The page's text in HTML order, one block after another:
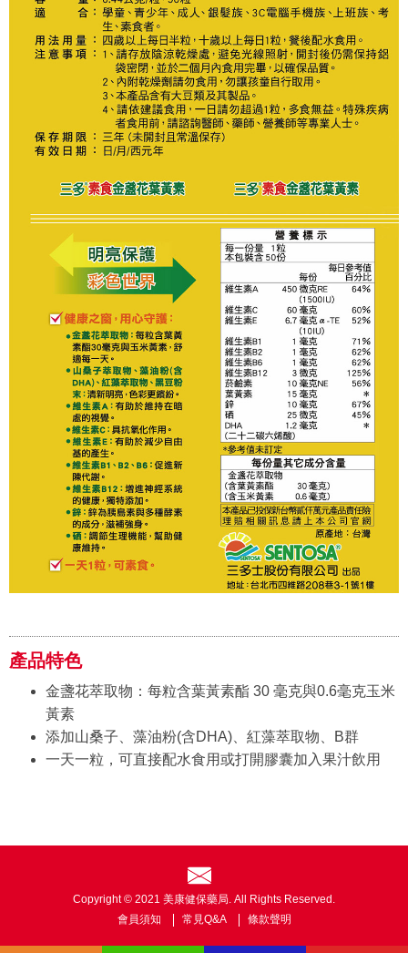
產品特色
金盞花萃取物：每粒含葉黃素酯 30 毫克與0.6毫克玉米
黃素
添加山桑子、藻油粉(含DHA)、紅藻萃取物、B群
一天一粒，可直接配水食用或打開膠囊加入果汁飲用
Copyright © 2021 美康健保藥局. All Rights Reserved.
會員須知
常見Q&A 條款聲明